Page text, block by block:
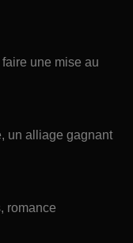
une mise au
un alliage gagnant
romance